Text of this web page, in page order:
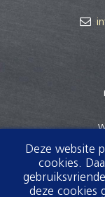
Deze website
cookies.
deze cookies